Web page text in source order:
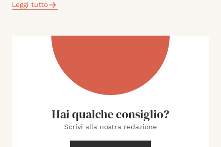
Leggi tutto
Hai qualche consiglio?
Scrivi alla nostra redazione